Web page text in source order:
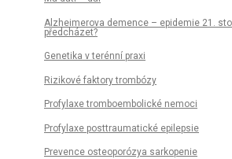
Alzheimerova demence – epidemie 21.
předcházet?
Genetika v terénní praxi
Rizikové faktory trombózy
Profylaxe tromboembolické nemoci
Profylaxe posttraumatické epilepsie
Prevence osteoporózya sarkopenie